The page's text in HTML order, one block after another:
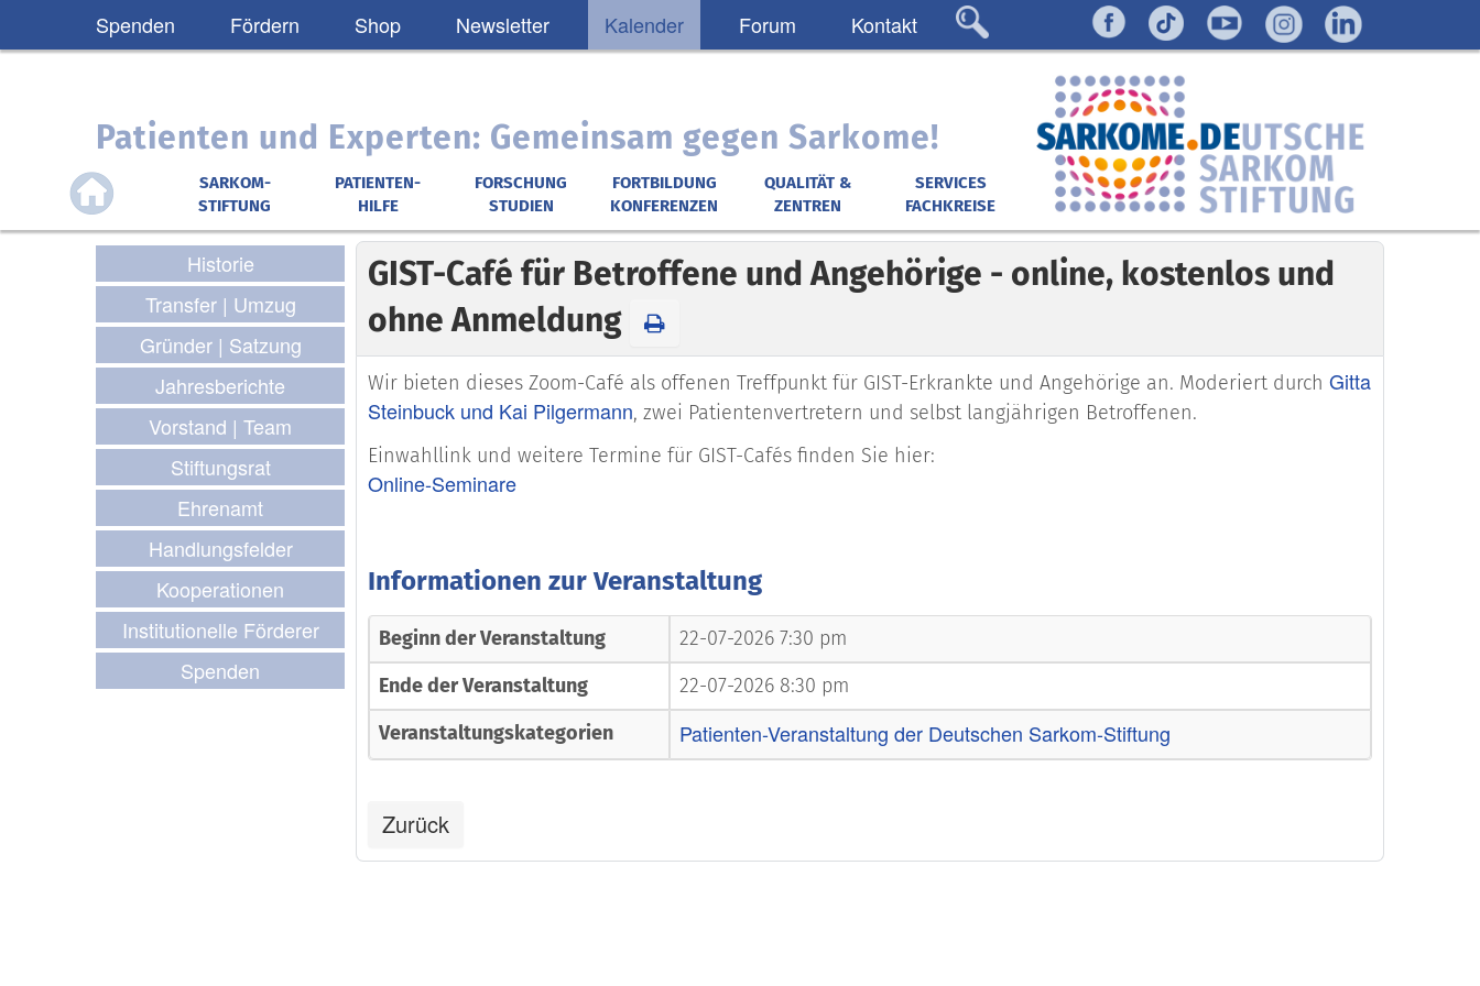
Spenden Fördern Shop Newsletter Kalender Forum Kontakt
Patienten und Experten: Gemeinsam gegen Sarkome!
SARKOM-
STIFTUNG
PATIENTEN-
HILFE
FORSCHUNG
STUDIEN
FORTBILDUNG
KONFERENZEN
QUALITÄT &
ZENTREN
SERVICES
FACHKREISE
Historie
Transfer | Umzug
Gründer | Satzung
Jahresberichte
Vorstand | Team
Stiftungsrat
Ehrenamt
Handlungsfelder
Kooperationen
Institutionelle Förderer
Spenden
GIST-Café für Betroffene und Angehörige - online, kostenlos und
ohne Anmeldung
Wir bieten dieses Zoom-Café als offenen Treffpunkt für GIST-Erkrankte und Angehörige an. Moderiert durch Gitta
Steinbuck und Kai Pilgermann, zwei Patientenvertretern und selbst langjährigen Betroffenen.
Einwahllink und weitere Termine für GIST-Cafés finden Sie hier:
Online-Seminare
Informationen zur Veranstaltung
Beginn der Veranstaltung
22-07-2026 7:30 pm
Ende der Veranstaltung
22-07-2026 8:30 pm
Veranstaltungskategorien
Patienten-Veranstaltung der Deutschen Sarkom-Stiftung
Zurück